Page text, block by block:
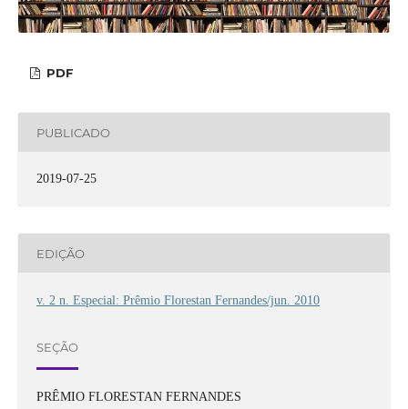
PDF
PUBLICADO
2019-07-25
EDIÇÃO
v. 2 n. Especial: Prêmio Florestan Fernandes/jun. 2010
SEÇÃO
PRÊMIO FLORESTAN FERNANDES